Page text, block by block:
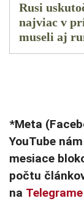
Rusi
najviac v
museli aj
*Meta
YouTube
mesiace
počtu
na Telegrame